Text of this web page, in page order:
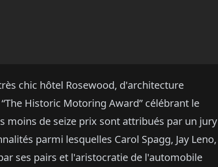
chic hôtel Rosewood, d'architecture
Historic Motoring Award” célébrant le
moins de seize prix sont attribués par un jury
parmi lesquelles Carol Spagg, Jay Leno,
ses pairs et l'aristocratie de l'automobile